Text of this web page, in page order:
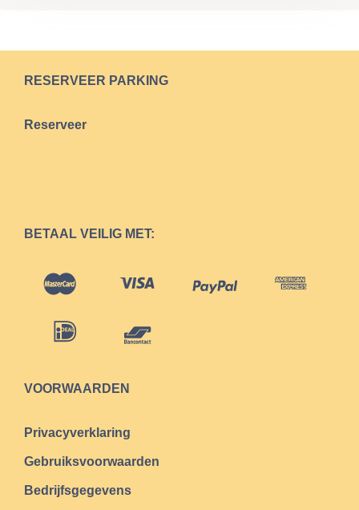
RESERVEER PARKING
Reserveer
BETAAL VEILIG MET:
VOORWAARDEN
Privacyverklaring
Gebruiksvoorwaarden
Bedrijfsgegevens